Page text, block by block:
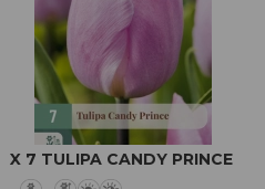
X 7 TULIPA CANDY PRINCE